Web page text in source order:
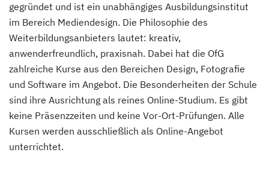
gegründet und ist ein unabhängiges Ausbildungsinstitut
im Bereich Mediendesign. Die Philosophie des
Weiterbildungsanbieters lautet: kreativ,
anwenderfreundlich, praxisnah. Dabei hat die OfG
zahlreiche Kurse aus den Bereichen Design, Fotografie
und Software im Angebot. Die Besonderheiten der Schule
sind ihre Ausrichtung als reines Online-Studium. Es gibt
keine Präsenzzeiten und keine Vor-Ort-Prüfungen. Alle
Kursen werden ausschließlich als Online-Angebot
unterrichtet.